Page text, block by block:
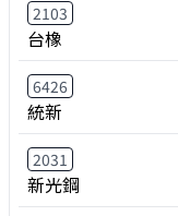
2103
台橡
6426
統新
2031
新光鋼